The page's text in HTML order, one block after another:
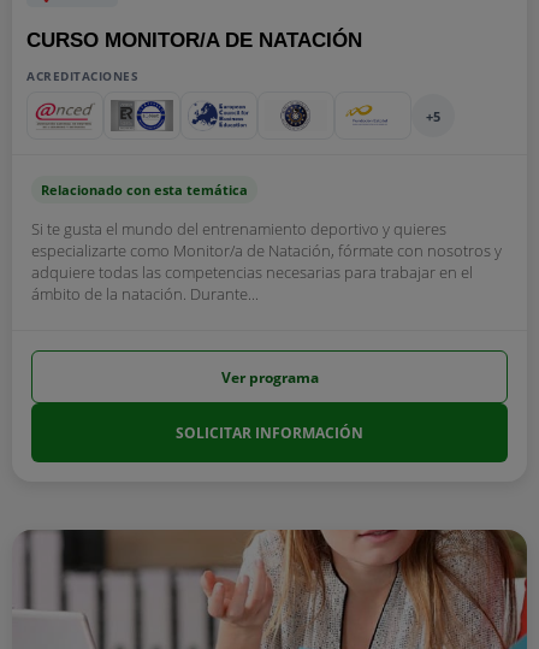
CURSO MONITOR/A DE NATACIÓN
ACREDITACIONES
+5
Relacionado con esta temática
Si te gusta el mundo del entrenamiento deportivo y quieres
especializarte como Monitor/a de Natación, fórmate con nosotros y
adquiere todas las competencias necesarias para trabajar en el
ámbito de la natación. Durante...
Ver programa
SOLICITAR INFORMACIÓN